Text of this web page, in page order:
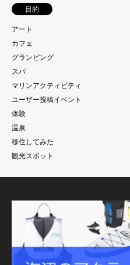
目的
アート
カフェ
グランピング
スパ
マリンアクティビティ
ユーザー投稿イベント
体験
温泉
移住してみた
観光スポット